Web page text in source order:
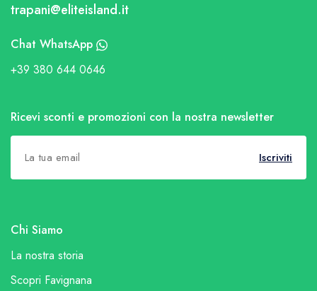
trapani@eliteisland.it
Chat WhatsApp
+39 380 644 0646
Ricevi sconti e promozioni con la nostra newsletter
Iscriviti
Chi Siamo
La nostra storia
Scopri Favignana